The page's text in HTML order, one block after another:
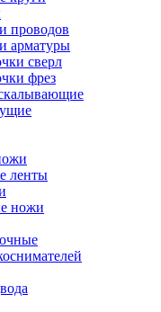
проводов
арматуры
сверл
фрез
ленты
ножи